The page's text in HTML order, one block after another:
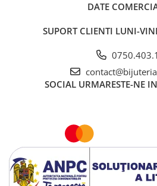
DATE
SUPORT CLIENTI LUNI-
SOCIAL URMARESTE-NE